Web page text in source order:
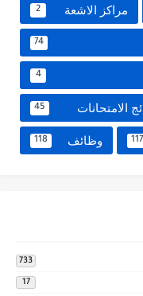
مراكز الاشعة 2
74
4
الامتحانات 45
117 وظائف 118
733
17